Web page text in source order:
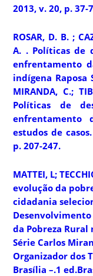
2013, v. 20, p. 37-
ROSAR, D. B. ;
A. . Políticas de
enfrentamento
indígena Raposa
MIRANDA, C.;
Políticas de
enfrentamento
estudos de
p. 207-247.
MATTEI, L;
evolução da
cidadania
da Pobreza Rural
Série Carlos
Organizador dos
Brasília –.1